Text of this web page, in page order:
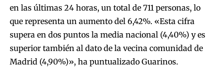
en las últimas 24 horas, un total de 711 personas, lo
que representa un aumento del 6,42%. «Esta cifra
supera en dos puntos la media nacional (4,40%) y es
superior también al dato de la vecina comunidad de
Madrid (4,90%)», ha puntualizado Guarinos.